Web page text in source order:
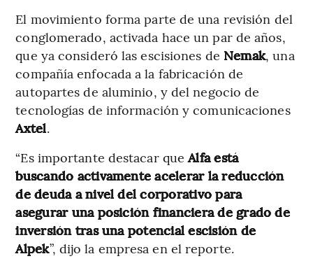
El movimiento forma parte de una revisión del
conglomerado, activada hace un par de años,
que ya consideró las escisiones de Nemak, una
compañía enfocada a la fabricación de
autopartes de aluminio, y del negocio de
tecnologías de información y comunicaciones
Axtel.
“Es importante destacar queAlfa está
buscando activamente acelerar la reducción
de deuda a nivel del corporativo para
asegurar una posición financiera de grado de
inversión tras una potencial escisión de
Alpek”, dijo la empresa en el reporte.